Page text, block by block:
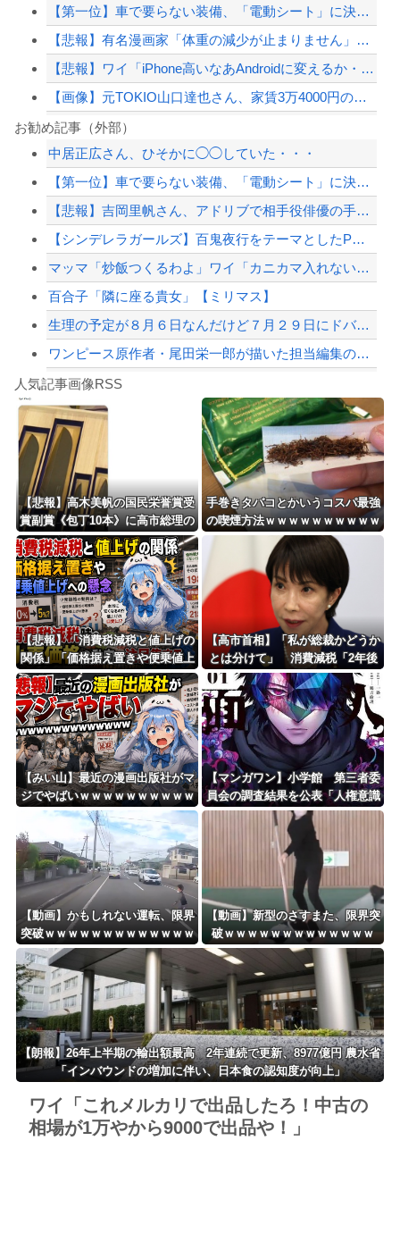
【第一位】車で要らない装備、「電動シート」に決まる・・・
【悲報】有名漫画家「体重の減少が止まりません」→ファンから心配の声
【悲報】ワイ「iPhone高いなあAndroidに変えるか・・・おっこれええやん...
【画像】元TOKIO山口達也さん、家賃3万4000円の湘南の家からYouTube...
東大「貯金あと数年で尽きます」→研究者削減へ…
20代「50年ローンでええやろ」←これマジ？？？
海外「ディズニーがゴミのようだ！」日本がアニメ化した米人気SF作品に絶賛の声が殺...
【配信者】「金バエ」のSNS更新が1週間途絶え、様々な憶測が飛び交う。1週間ぶり...
【緊急速報】NYで警官が黒人男性の首を絞め、暴動第二波不可避へ
Powered by livedoor 相互RSS
お勧め記事（外部）
中居正広さん、ひそかに◯◯していた・・・
【第一位】車で要らない装備、「電動シート」に決まる・・・
【悲報】吉岡里帆さん、アドリブで相手役俳優の手を取りお胸に押し当てる（※画像あり...
【シンデレラガールズ】百鬼夜行をテーマとしたPOP UP SHOPが東京・大阪に...
マッマ「炒飯つくるわよ」ワイ「カニカマ入れないで💢」
百合子「隣に座る貴女」【ミリマス】
生理の予定が８月６日なんだけど７月２９日にドバッと鮮血でたから生理かな？って思っ...
ワンピース原作者・尾田栄一郎が描いた担当編集の似顔絵「ムダに東大卒」
【動画】高速道路を走行中の車からリアガラスが飛んでくる事故(ﾟoﾟ)
8/4のニュース
日本旅行キャンセルすべきか…1万年ぶり史上最大級の火山の兆し＝韓国の反応
更新中止のお知らせ
海外「おめでとうタキ！」リヴァプール南野がバースデーゴール！！
Powered by livedoor 相互RSS
人気記事画像RSS
【悲報】高木美帆の国民栄誉賞受
賞副賞《包丁10本》に高市総理の
名前も刻印ｗｗｗｗｗｗｗｗｗ
手巻きタバコとかいうコスパ最強
の喫煙方法ｗｗｗｗｗｗｗｗｗｗ
ｗｗｗ
【悲報】「消費税減税と値上げの
関係」「価格据え置きや便乗値上
げへの懸念」 – 消費税減税時の
小売価格の動向に注目集まる
【高市首相】「私が総裁かどうか
とは分けて」 消費減税「2年後
に私の責任で戻す」発言を説明
【みい山】最近の漫画出版社がマ
ジでやばいｗｗｗｗｗｗｗｗｗｗ
ｗｗｗｗ
【マンガワン】小学館 第三者委
員会の調査結果を公表「人権意識
十分でなかった」 性加害歴ある
漫画家を別名義で起用
【動画】かもしれない運転、限界
突破ｗｗｗｗｗｗｗｗｗｗｗｗｗ
ｗｗｗｗ
【動画】新型のさすまた、限界突
破ｗｗｗｗｗｗｗｗｗｗｗｗｗ
【朗報】26年上半期の輸出額最高 2年連続で更新、8977億円 農水省
「インバウンドの増加に伴い、日本食の認知度が向上」
ワイ「これメルカリで出品したろ！中古の
相場が1万やから9000で出品や！」